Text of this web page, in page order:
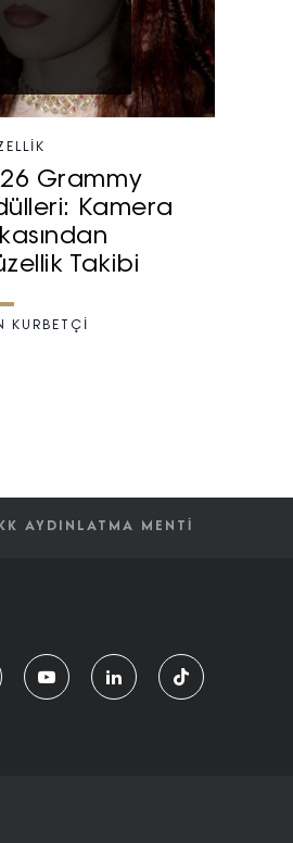
Grammy
Kamera
Takibi
KURBETÇİ
AYDINLATMA MENTI